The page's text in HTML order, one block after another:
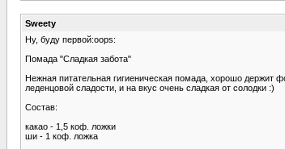
Sweety
Ну, буду первой:oops:
Помада "Сладкая забота"
Нежная питательная гигиеническая помада, хорошо держит
леденцовой сладости, и на вкус очень сладкая от солодки :)
Состав:
какао - 1,5 коф. ложки
ши - 1 коф. ложка